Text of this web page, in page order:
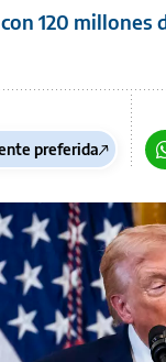
120
preferida